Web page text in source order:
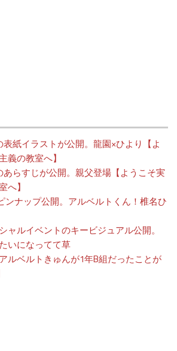
表紙イラストが公開。龍園×ひより【よ
義の教室へ】
あらすじが公開。親父登場【ようこそ実
へ】
ンナップ公開。アルベルトくん！椎名ひ
ャルイベントのキービジュアル公開。
いになってて草
ルベルトきゅんが1年B組だったことが